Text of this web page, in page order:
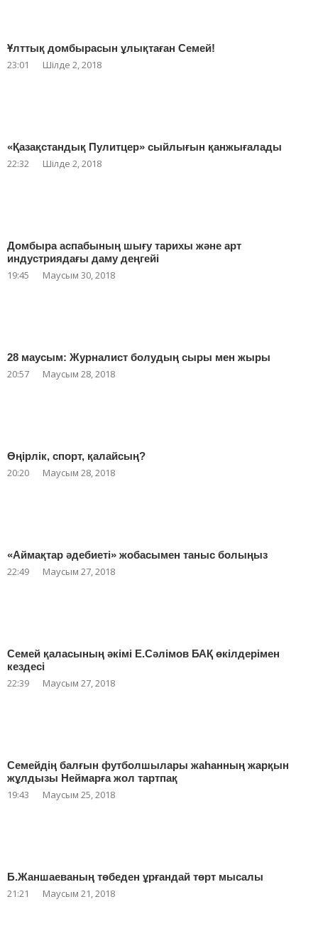
Ұлттық домбырасын ұлықтаған Семей!
23:01 Шілде 2, 2018
«Қазақстандық Пулитцер» сыйлығын қанжығалады
22:32 Шілде 2, 2018
Домбыра аспабының шығу тарихы және арт
индустриядағы даму деңгейі
19:45 Маусым 30, 2018
28 маусым: Журналист болудың сыры мен жыры
20:57 Маусым 28, 2018
Өңірлік, спорт, қалайсың?
20:20 Маусым 28, 2018
«Аймақтар әдебиеті» жобасымен таныс болыңыз
22:49 Маусым 27, 2018
Семей қаласының әкімі Е.Сәлімов БАҚ өкілдерімен
кездесі
22:39 Маусым 27, 2018
Семейдің балғын футболшылары жаһанның жарқын
жұлдызы Неймарға жол тартпақ
19:43 Маусым 25, 2018
Б.Жаншаеваның төбеден ұрғандай төрт мысалы
21:21 Маусым 21, 2018